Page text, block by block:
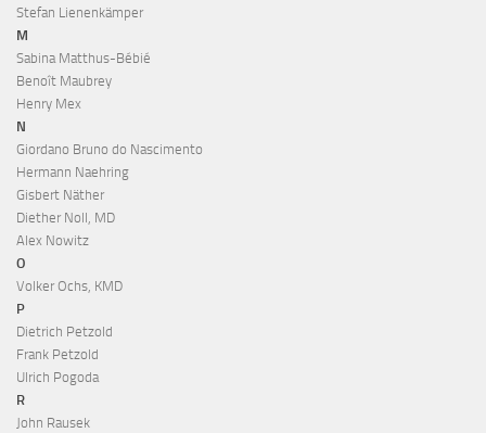
Stefan Lienenkämper
M
Sabina Matthus-Bébié
Benoît Maubrey
Henry Mex
N
Giordano Bruno do Nascimento
Hermann Naehring
Gisbert Näther
Diether Noll, MD
Alex Nowitz
O
Volker Ochs, KMD
P
Dietrich Petzold
Frank Petzold
Ulrich Pogoda
R
John Rausek